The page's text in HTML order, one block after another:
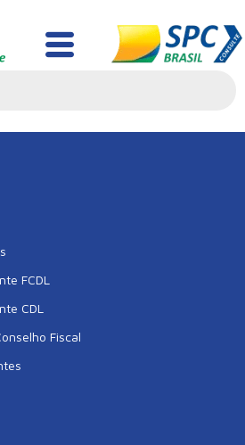
TILIAS
FCDL
CDL
Fiscal